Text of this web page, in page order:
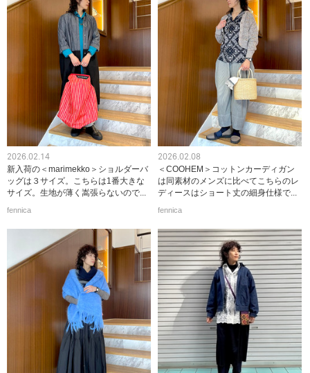
2026.02.14
新入荷の＜marimekko＞ショルダーバ
ッグは３サイズ。こちらは1番大きな
サイズ。生地が薄く嵩張らないので...
fennica
2026.02.08
＜COOHEM＞コットンカーディガン
は同素材のメンズに比べてこちらのレ
ディースはショート丈の細身仕様で...
fennica